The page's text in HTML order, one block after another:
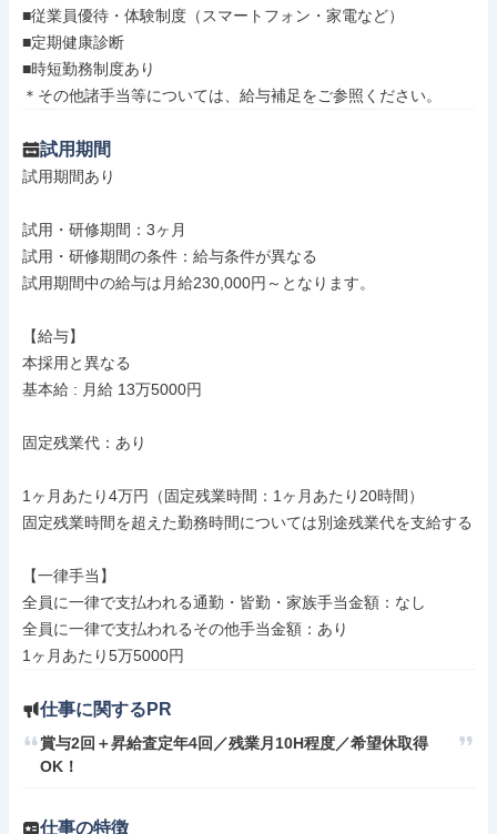
■従業員優待・体験制度（スマートフォン・家電など）
■定期健康診断
■時短勤務制度あり
＊その他諸手当等については、給与補足をご参照ください。
試用期間
試用期間あり
試用・研修期間：3ヶ月
試用・研修期間の条件：給与条件が異なる
試用期間中の給与は月給230,000円～となります。
【給与】
本採用と異なる
基本給 : 月給 13万5000円
固定残業代：あり
1ヶ月あたり4万円（固定残業時間：1ヶ月あたり20時間）
固定残業時間を超えた勤務時間については別途残業代を支給する
【一律手当】
全員に一律で支払われる通勤・皆勤・家族手当金額：なし
全員に一律で支払われるその他手当金額：あり
仕事に関するPR
賞与2回＋昇給査定年4回／残業月10H程度／希望休取得
OK！
仕事の特徴